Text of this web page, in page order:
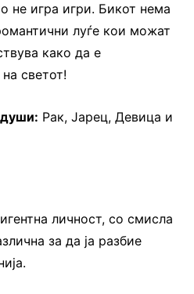
не игра игри. Бикот нема
луѓе кои можат
како да е
светот!
души: Рак, Јарец, Девица и
личност, со смисла
за да ја разбие